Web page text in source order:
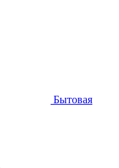
Бытовая